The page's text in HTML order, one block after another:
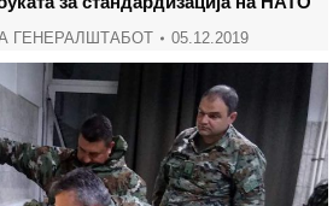
ГЕНЕРАЛШТАБОТ 05.12.2019